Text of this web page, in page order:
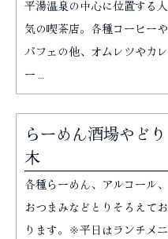
平湯温泉の中心に位置する人
気の喫茶店。各種コーヒーや
パフェの他、オムレツやカレ
ー…
らーめん酒場やどり
木
各種らーめん、アルコール、
おつまみなどとりそろえてお
ります。※平日はランチメニ